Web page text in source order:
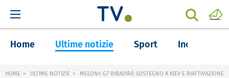
Home Ultime notizie Sport Inchieste
HOME ULTIME NOTIZIE
MELONI: G7 RIBADIRÀ SOSTEGNO A KIEV E RIATTIVAZIONE